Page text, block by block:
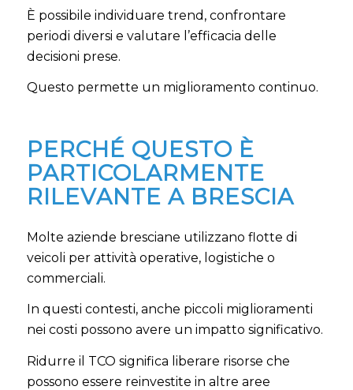
È possibile individuare trend, confrontare
periodi diversi e valutare l’efficacia delle
decisioni prese.
Questo permette un miglioramento continuo.
PERCHÉ QUESTO È
PARTICOLARMENTE
RILEVANTE A BRESCIA
Molte aziende bresciane utilizzano flotte di
veicoli per attività operative, logistiche o
commerciali.
In questi contesti, anche piccoli miglioramenti
nei costi possono avere un impatto significativo.
Ridurre il TCO significa liberare risorse che
possono essere reinvestite in altre aree